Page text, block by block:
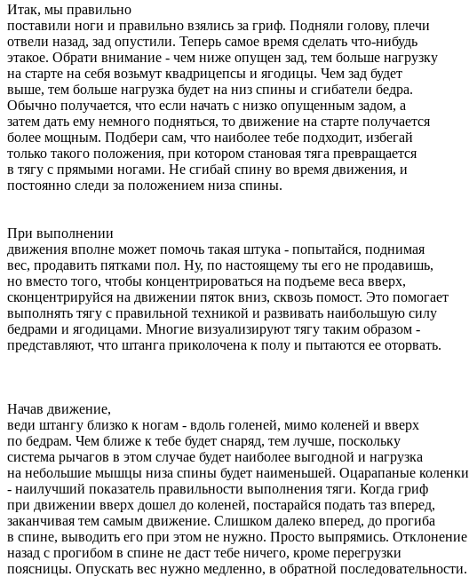
Итак, мы правильно
поставили ноги и правильно взялись за гриф. Подняли голову, плечи
отвели назад, зад опустили. Теперь самое время сделать что-нибудь
этакое. Обрати внимание - чем ниже опущен зад, тем больше нагрузку
на старте на себя возьмут квадрицепсы и ягодицы. Чем зад будет
выше, тем больше нагрузка будет на низ спины и сгибатели бедра.
Обычно получается, что если начать с низко опущенным задом, а
затем дать ему немного подняться, то движение на старте получается
более мощным. Подбери сам, что наиболее тебе подходит, избегай
только такого положения, при котором становая тяга превращается
в тягу с прямыми ногами. Не сгибай спину во время движения, и
постоянно следи за положением низа спины.
При выполнении
движения вполне может помочь такая штука - попытайся, поднимая
вес, продавить пятками пол. Ну, по настоящему ты его не продавишь,
но вместо того, чтобы концентрироваться на подъеме веса вверх,
сконцентрируйся на движении пяток вниз, сквозь помост. Это помогает
выполнять тягу с правильной техникой и развивать наибольшую силу
бедрами и ягодицами. Многие визуализируют тягу таким образом -
представляют, что штанга приколочена к полу и пытаются ее оторвать.
Начав движение,
веди штангу близко к ногам - вдоль голеней, мимо коленей и вверх
по бедрам. Чем ближе к тебе будет снаряд, тем лучше, поскольку
система рычагов в этом случае будет наиболее выгодной и нагрузка
на небольшие мышцы низа спины будет наименьшей. Оцарапаные коленки
- наилучший показатель правильности выполнения тяги. Когда гриф
при движении вверх дошел до коленей, постарайся подать таз вперед,
заканчивая тем самым движение. Слишком далеко вперед, до прогиба
в спине, выводить его при этом не нужно. Просто выпрямись. Отклонение
назад с прогибом в спине не даст тебе ничего, кроме перегрузки
поясницы. Опускать вес нужно медленно, в обратной последовательности.